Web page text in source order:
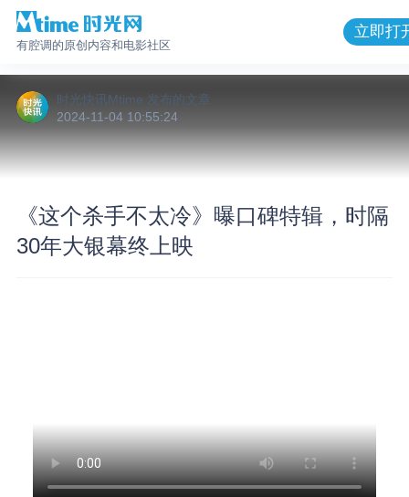
有腔调的原创内容和电影社区
立即打
时光快讯Mtime 发布的 文章
2024-11-04 10:55:24
《这个杀手不太冷》曝口碑特辑，时隔
30年大银幕终上映